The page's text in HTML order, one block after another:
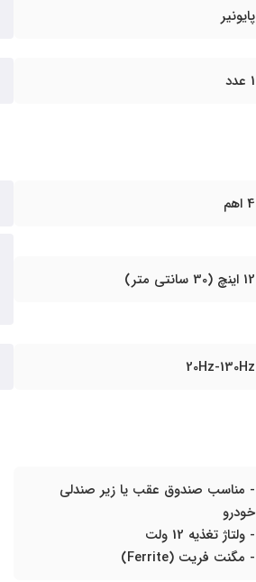
پایونیر
1 عدد
4 اهم
12 اینچ (30 سانتی متر)
20Hz-130Hz
- مناسب صندوق عقب یا زیر صندلی
خودرو
- ولتاژ تغذیه 12 ولت
- مگنت فریت (Ferrite)